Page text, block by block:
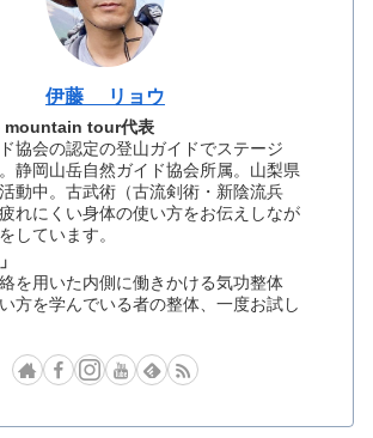
伊藤 リョウ
mountain tour代表
協会の認定の登山ガイドでステージ
静岡山岳自然ガイド協会所属。山梨県
動中。古武術（古流剣術・新陰流兵
れにくい身体の使い方をお伝えしなが
しています。
を用いた内側に働きかける気功整体
方を学んでいる者の整体、一度お試し